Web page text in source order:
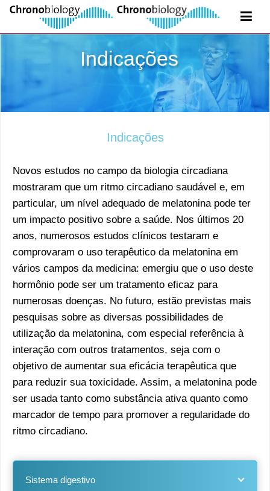
Indicações
Indicações
Novos estudos no campo da biologia circadiana
mostraram que um ritmo circadiano saudável e, em
particular, um nível adequado de melatonina pode ter
um impacto positivo sobre a saúde. Nos últimos 20
anos, numerosos estudos clínicos testaram e
comprovaram o uso terapêutico da melatonina em
vários campos da medicina: emergiu que o uso deste
hormônio pode ser um tratamento eficaz para
numerosas doenças. No futuro, estão previstas mais
pesquisas sobre as diversas possibilidades de
utilização da melatonina, com especial referência à
interação com outros tratamentos, seja com o
objetivo de aumentar sua eficácia terapêutica que
para reduzir sua toxicidade. Assim, a melatonina pode
ser usada tanto como substância ativa quanto como
marcador de tempo para promover a regularidade do
ritmo circadiano.
Sistema digestivo